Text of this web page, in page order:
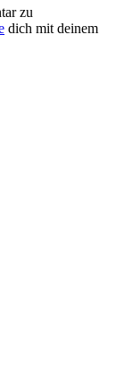
zu
dich mit deinem